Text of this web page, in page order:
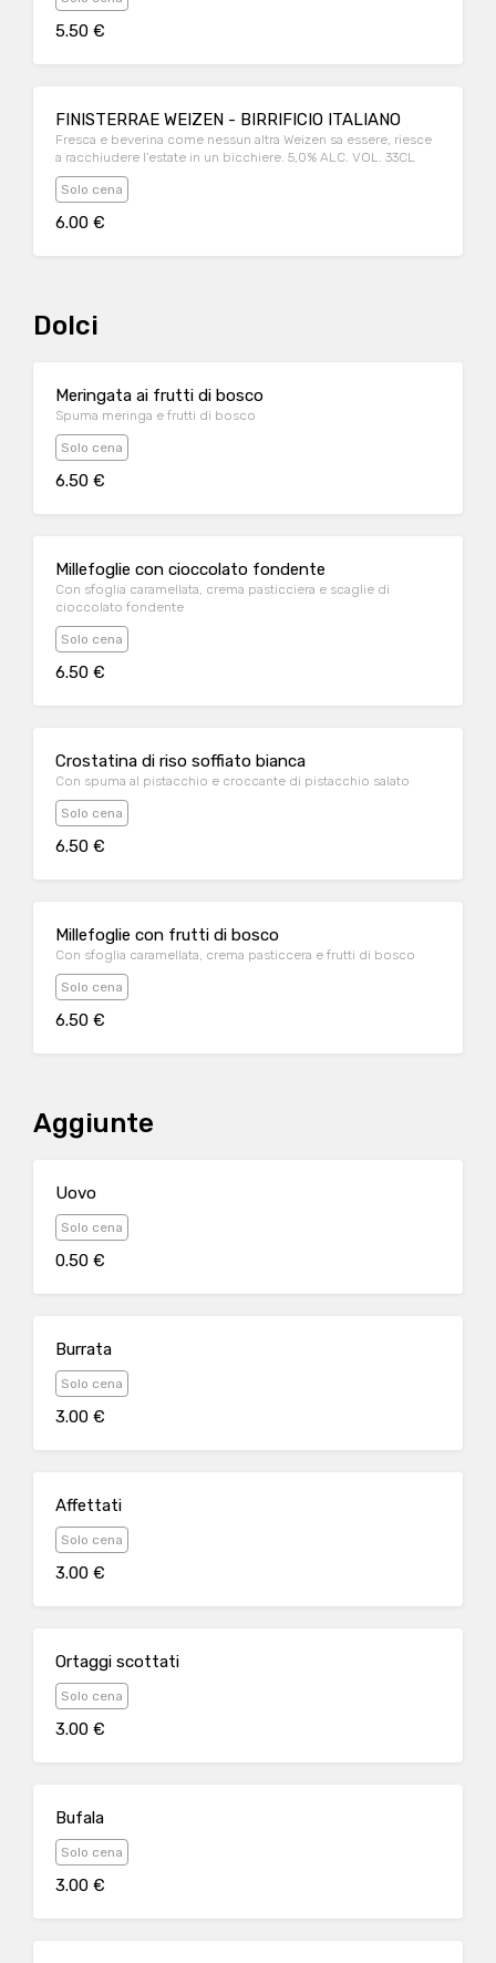
5.50 €
FINISTERRAE WEIZEN - BIRRIFICIO ITALIANO
Fresca e beverina come nessun altra Weizen sa essere, riesce
a racchiudere l’estate in un bicchiere. 5,0% ALC. VOL. 33CL
Solo cena
6.00 €
Dolci
Meringata ai frutti di bosco
Spuma meringa e frutti di bosco
Solo cena
6.50 €
Millefoglie con cioccolato fondente
Con sfoglia caramellata, crema pasticciera e scaglie di
cioccolato fondente
Solo cena
6.50 €
Crostatina di riso soffiato bianca
Con spuma al pistacchio e croccante di pistacchio salato
Solo cena
6.50 €
Millefoglie con frutti di bosco
Con sfoglia caramellata, crema pasticcera e frutti di bosco
Solo cena
6.50 €
Aggiunte
Uovo
Solo cena
0.50 €
Burrata
Solo cena
3.00 €
Affettati
Solo cena
3.00 €
Ortaggi scottati
Solo cena
3.00 €
Bufala
Solo cena
3.00 €